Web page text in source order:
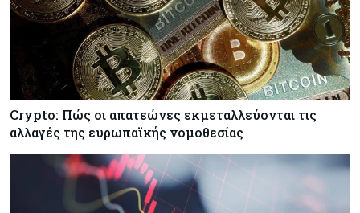
Ορκίζονται σήμερα τα νέα μέλη της Κυβέρνησης
- Στις 13:00 συνεδριάζει το Υπουργικό
Κόσμος 06-08-2026
Τα νέα θωρηκτά των ΗΠΑ που θα φέρουν το
όνομα του προέδρου Τραμπ υπολογίζεται πως θα
κοστίσουν $275 δισ.
Ενέργεια 06-08-2026
Πώς οι Γάλλοι και ο ΑΔΜΗΕ έβαλαν τον GSI
στην πρίζα
Crypto: Πώς οι απατεώνες εκμεταλλεύονται τις
αλλαγές της ευρωπαϊκής νομοθεσίας